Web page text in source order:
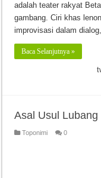
adalah teater rakyat
gambang. Ciri khas
improvisasi dalam
Baca Selanjutnya »
Asal Usul
Toponimi 0